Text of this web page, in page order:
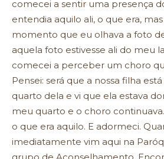
comecei a sentir uma presença
entendia aquilo ali, o que era,
momento que eu olhava a foto
aquela foto estivesse ali do meu
comecei a perceber um choro
Pensei: será que a nossa filha
quarto dela e vi que ela estava
meu quarto e o choro
o que era aquilo. E adormeci.
imediatamente vim aqui na